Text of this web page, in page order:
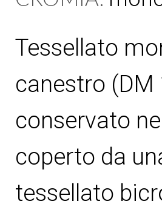
Tessellato
canestro (DM
conservato
coperto da
tessellato